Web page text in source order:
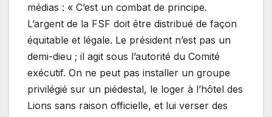
médias : « C’est un combat de principe.
L’argent de la FSF doit être distribué de façon
équitable et légale. Le président n’est pas un
demi-dieu ; il agit sous l’autorité du Comité
exécutif. On ne peut pas installer un groupe
privilégié sur un piédestal, le loger à l’hôtel des
Lions sans raison officielle, et lui verser des